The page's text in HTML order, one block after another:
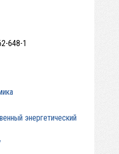
648-1
энергетический